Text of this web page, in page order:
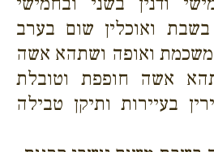
ואוכלין שום בערב
ואופה ושתהא אשה
אשה חופפת וטובלת
בעיירות ותיקן טבילה